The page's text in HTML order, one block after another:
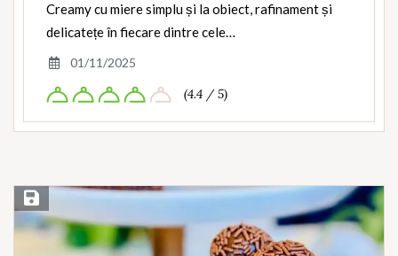
Creamy cu miere simplu și la obiect, rafinament și
delicatețe în fiecare dintre cele…
01/11/2025
(4.4 / 5)
Save Recipe